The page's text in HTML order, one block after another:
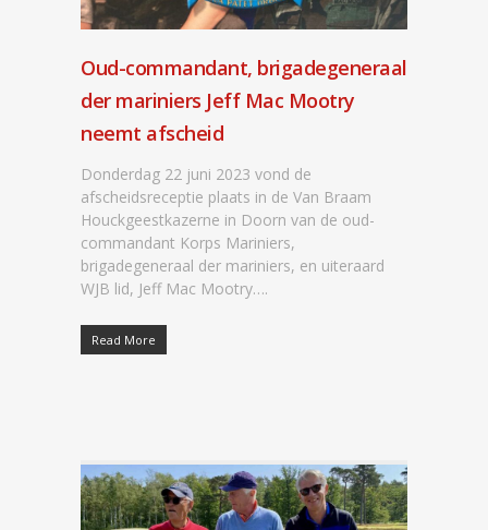
Oud-commandant, brigadegeneraal
der mariniers Jeff Mac Mootry
neemt afscheid
Donderdag 22 juni 2023 vond de
afscheidsreceptie plaats in de Van Braam
Houckgeestkazerne in Doorn van de oud-
commandant Korps Mariniers,
brigadegeneraal der mariniers, en uiteraard
WJB lid, Jeff Mac Mootry….
Read More